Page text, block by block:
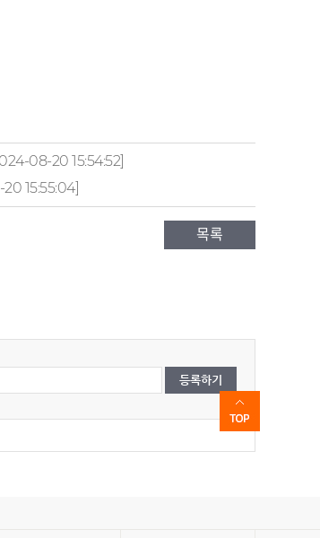
08-20 15:54:52]
15:55:04]
목록